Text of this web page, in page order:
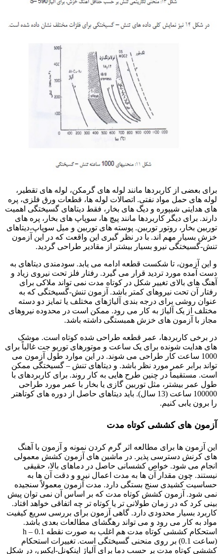
برای بعضی از کاربردها مانند لوله های گرمکن، لوله های تقطیر،
لوله های حمل مواد نفتی. اتصالات لوله ها، قطعات ورق فلزی، پره
های هدایتی شیپوره و دیگ های بخار، فقط دیتاهای گسیختگی اهمیت
دارند. برای دیگر کاربردها مانند پیچ ها، سوپاپ های بخار، پره های
توربین بخار، روتور توربین. پوسته های توربین و میل سوپاپ،دیتاهای
خزش بسیار مهم اند. با در نظر گیری این واقعت که در این آزمون
تنش-گسیختگی نیرو بسیار بیشتر از مقادیر طراحی گردید.
و این آزمون، تا شکست قطعه ادامه می یابد. سودمندی دیتاهای به
دست آمده مورد تردید قرار می گیرد. رفتار فلز تحت نیروی زیاد و
آهنگ های بالای تغییر شکل در کوتاه مدت نمی تواند ملاکی برای
رفتار آن تحت نیروهای کمتر باشد. آزمون تنش-گسیختگی که به
عنوان روشی برای درجه بندی آلیاژهای مختلف یا تمایز دو دسته
مختلف از یک آلیاژ به کار می رود. ممکن است در محدوده نیروهای
مجاز با آزمون های خزش همبستگی داشته باشد.
در برخی کاربردها، عمر قطعه طراحی شده کوتاه است. موشک
های هدایت شونده برای یک ساعت و موتورهای توربو جت غالباً برای
1000 ساعت کار طراحی می شوند. در این موارد طول آزمون می
تواند برابر عمر مورد نظر باشد. و دیتاهای تنش – گسیختگی ممکن
است. مستقیماً در چنین طرح هایی به کار روند. برای کاربردهای با
طول عمر بیشتر، مثل توربین گازی یا بخار با عمر مورد طراحی
100000 ساعت (13 سال). باید دیتاهای حاصل از دوره های کوتاهتر
را برون یابی کنیم.
آزمون های کششی کوتاه مدت
این آزمون ها برای مطالعه اثر گرم کردن نمونه و آزمون با آهنگ
های کرنش دسترسی پذیر. در ماشین های آزمون کشش معمولی
انجام می شود. خواص کشسانی حاصل در دماهای بالا، حقیقی
نیستند. چون مقدار آن ها به مدت اعمال نیرو و دقت آن ها به
حساسیت کشیدی سنج بستگی دارد. مدت آزمون معمولاً سنجیده
نمی شود. آزمون کشش کوتاه مدت که بر اساس آن نمی توان پیش
بینی کرد که در زمان طولانی تر یا کوتاه تر چه اتفاقی خواهد افتاد.
کاربرد بسیار محدودی دارد. گاهی آزمون برای بررسی سریع کیفیت
مواد به کار می رود و می تواند رهگشای مطالعات بعدی باشد.
استحکام کششی کوتاه مدت هم اغلب به صورت نقطه h – 0.1
(ساعت 0.1) بر روی منحنی گسیختگی است. تغییرات استحکام
کششی کوتاه مدت بر حسب دما برای آلیاژ اینکونل-ایکس، در شکل